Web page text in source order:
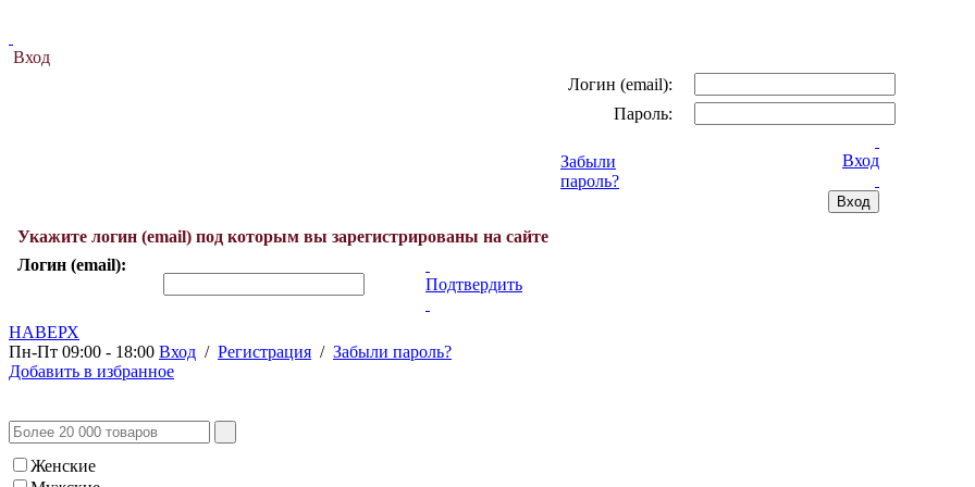
Вход
Логин (email):
Пароль:
Забыли
пароль?
Вход
Укажите логин (email) под которым вы зарегистрированы на сайте
Логин (email):
Подтвердить
НАВЕРХ
Пн-Пт 09:00 - 18:00 Вход / Регистрация / Забыли пароль?
Добавить в избранное
Женские